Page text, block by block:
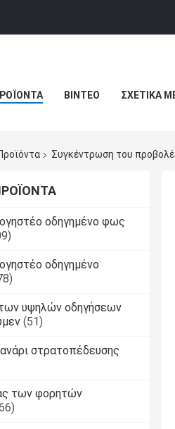
ΒΊΝΤΕΟ ΣΧΕΤΙΚΆ
Συγκέντρωση του
οδηγημένο φως
οδηγημένο
υψηλών οδηγήσεων
(51)
στρατοπέδευσης
των φορητών